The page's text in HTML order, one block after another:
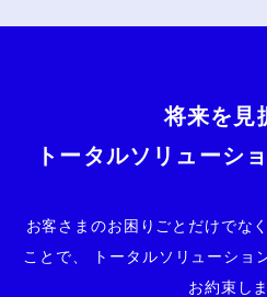
将来を見
トータルソリューシ
お客さまのお困りごとだけでな
ことで、
トータルソリューショ
お約束しま